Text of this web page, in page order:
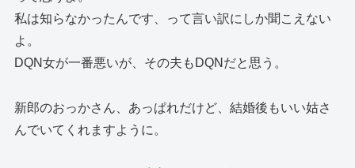
私は知らなかったんです、って言い訳にしか聞こえない
よ。
DQN女が一番悪いが、その夫もDQNだと思う。
新郎のおっかさん、あっぱれだけど、結婚後もいい姑さ
んでいてくれますように。